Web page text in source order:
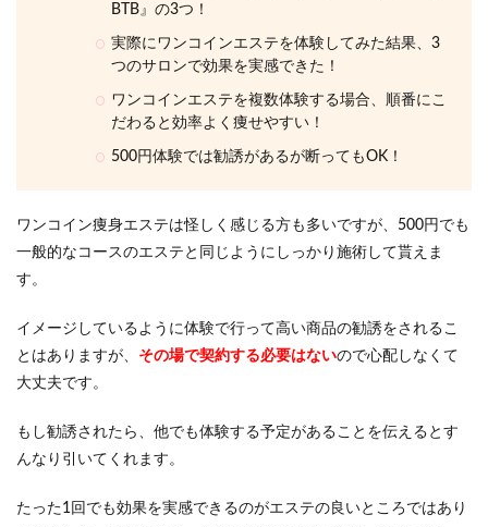
BTB』の3つ！
実際にワンコインエステを体験してみた結果、3
つのサロンで効果を実感できた！
ワンコインエステを複数体験する場合、順番にこ
だわると効率よく痩せやすい！
500円体験では勧誘があるが断ってもOK！
ワンコイン痩身エステは怪しく感じる方も多いですが、500円でも
一般的なコースのエステと同じようにしっかり施術して貰えま
す。
イメージしているように体験で行って高い商品の勧誘をされるこ
とはありますが、 その場で契約する必要はないので心配しなくて
大丈夫です。
もし勧誘されたら、他でも体験する予定があることを伝えるとす
んなり引いてくれます。
たった1回でも効果を実感できるのがエステの良いところではあり